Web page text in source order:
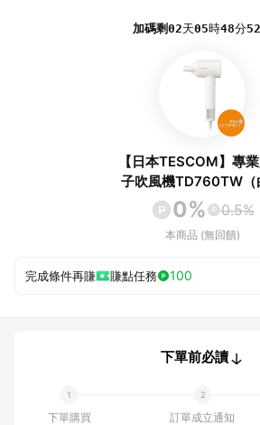
加碼剩02天05時48分52
【日本TESCOM】專
子吹風機TD760TW（
《預購-預計8月中依序
_廠商直送
0% 0.5%
本商品 (無回饋)
完成條件再賺 賺點任務 100
下單前必讀
下單購買
訂單成立通知